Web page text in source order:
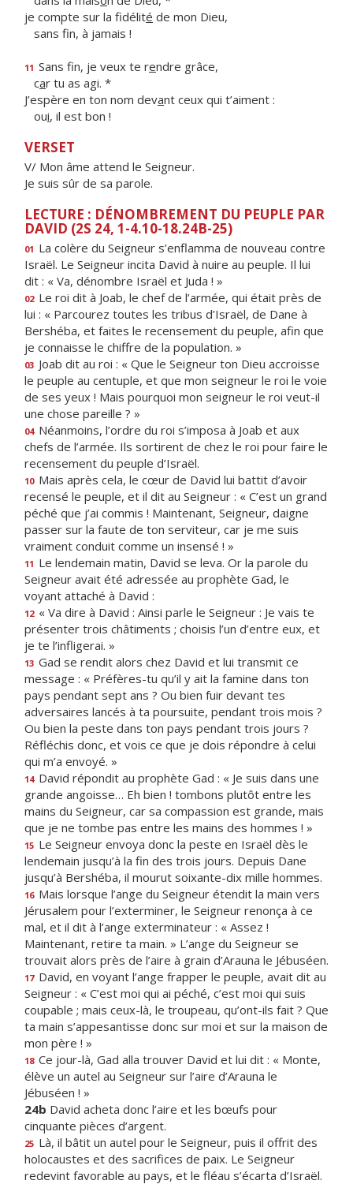
je compte sur la fidélité de mon Dieu,
sans fn, à jamais !
11 Sans fin, je veux te rendre grâce,
car tu as agi. *
J’espère en ton nom devant ceux qui t’aiment :
oui, il est bon !
VERSET
V/ Mon âme attend le Seigneur.
Je suis sûr de sa parole.
LECTURE : DÉNOMBREMENT DU PEUPLE PAR
DAVID (2S 24, 1-4.10-18.24B-25)
01 La colère du Seigneur s’enflamma de nouveau contre
Israël. Le Seigneur incita David à nuire au peuple. Il lui
dit : « Va, dénombre Israël et Juda ! »
02 Le roi dit à Joab, le chef de l’armée, qui était près de
lui : « Parcourez toutes les tribus d’Israël, de Dane à
Bershéba, et faites le recensement du peuple, afin que
je connaisse le chiffre de la population. »
03 Joab dit au roi : « Que le Seigneur ton Dieu accroisse
le peuple au centuple, et que mon seigneur le roi le voie
de ses yeux ! Mais pourquoi mon seigneur le roi veut-il
une chose pareille ? »
04 Néanmoins, l’ordre du roi s’imposa à Joab et aux
chefs de l’armée. Ils sortirent de chez le roi pour faire le
recensement du peuple d’Israël.
10 Mais après cela, le cœur de David lui battit d’avoir
recensé le peuple, et il dit au Seigneur : « C’est un grand
péché que j’ai commis ! Maintenant, Seigneur, daigne
passer sur la faute de ton serviteur, car je me suis
vraiment conduit comme un insensé ! »
11 Le lendemain matin, David se leva. Or la parole du
Seigneur avait été adressée au prophète Gad, le
voyant attaché à David :
12 « Va dire à David : Ainsi parle le Seigneur : Je vais te
présenter trois châtiments ; choisis l’un d’entre eux, et
je te l’infligerai. »
13 Gad se rendit alors chez David et lui transmit ce
message : « Préfères-tu qu’il y ait la famine dans ton
pays pendant sept ans ? Ou bien fuir devant tes
adversaires lancés à ta poursuite, pendant trois mois ?
Ou bien la peste dans ton pays pendant trois jours ?
Réfléchis donc, et vois ce que je dois répondre à celui
qui m’a envoyé. »
14 David répondit au prophète Gad : « Je suis dans une
grande angoisse… Eh bien ! tombons plutôt entre les
mains du Seigneur, car sa compassion est grande, mais
que je ne tombe pas entre les mains des hommes ! »
15 Le Seigneur envoya donc la peste en Israël dès le
lendemain jusqu’à la fin des trois jours. Depuis Dane
jusqu’à Bershéba, il mourut soixante-dix mille hommes.
16 Mais lorsque l’ange du Seigneur étendit la main vers
Jérusalem pour l’exterminer, le Seigneur renonça à ce
mal, et il dit à l’ange exterminateur : « Assez !
Maintenant, retire ta main. » L’ange du Seigneur se
trouvait alors près de l’aire à grain d’Arauna le Jébuséen.
17 David, en voyant l’ange frapper le peuple, avait dit au
Seigneur : « C’est moi qui ai péché, c’est moi qui suis
coupable ; mais ceux-là, le troupeau, qu’ont-ils fait ? Que
ta main s’appesantisse donc sur moi et sur la maison de
mon père ! »
18 Ce jour-là, Gad alla trouver David et lui dit : « Monte,
élève un autel au Seigneur sur l’aire d’Arauna le
Jébuséen ! »
24b David acheta donc l’aire et les bœufs pour
cinquante pièces d’argent.
25 Là, il bâtit un autel pour le Seigneur, puis il offrit des
holocaustes et des sacrifices de paix. Le Seigneur
redevint favorable au pays, et le fléau s’écarta d’Israël.